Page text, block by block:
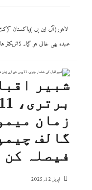
لاہور(آئی این پی )پاکستان
عہدہ بھی خالی ہو گیا۔ ڈائریکٹر
شبیر
زمان
گالف
فیصلہ کن
اپریل 12, 2025